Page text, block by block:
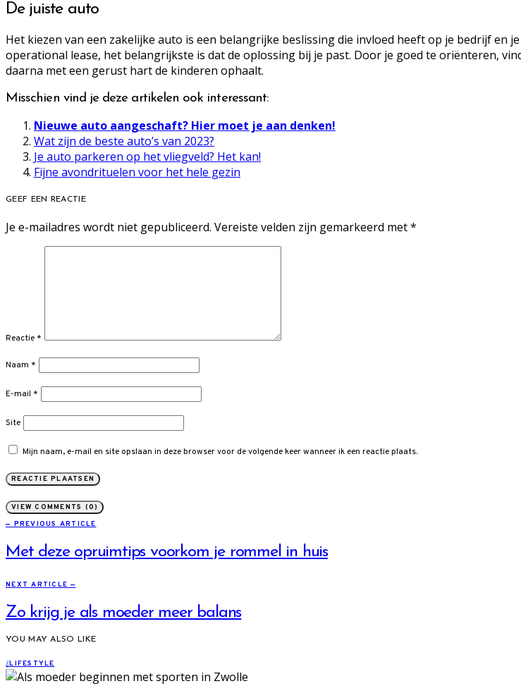
De juiste auto
Het kiezen van een zakelijke auto is een belangrijke beslissing die invloed heeft op je bedrijf en
operational lease, het belangrijkste is dat de oplossing bij je past. Door je goed te oriënteren,
daarna met een gerust hart de kinderen ophaalt.
Misschien vind je deze artikelen ook interessant:
Nieuwe auto aangeschaft? Hier moet je aan denken!
Wat zijn de beste auto’s van 2023?
Je auto parkeren op het vliegveld? Het kan!
Fijne avondrituelen voor het hele gezin
GEEF EEN REACTIE
Je e-mailadres wordt niet gepubliceerd. Vereiste velden zijn gemarkeerd met*
Reactie *
Naam *
E-mail *
Site
Mijn naam, e-mail en site opslaan in deze browser voor de volgende keer wanneer ik een reactie plaats.
VIEW COMMENTS (0)
— PREVIOUS ARTICLE
Met deze opruimtips voorkom je rommel in huis
NEXT ARTICLE —
Zo krijg je als moeder meer balans
YOU MAY ALSO LIKE
LLIFESTYLE